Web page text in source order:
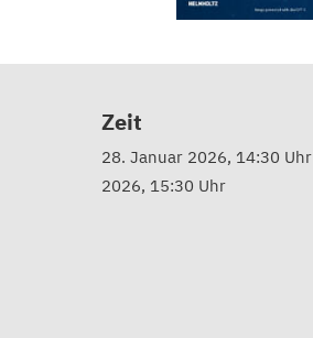
Zeit
28. Januar 2026, 14:30 Uhr
2026, 15:30 Uhr